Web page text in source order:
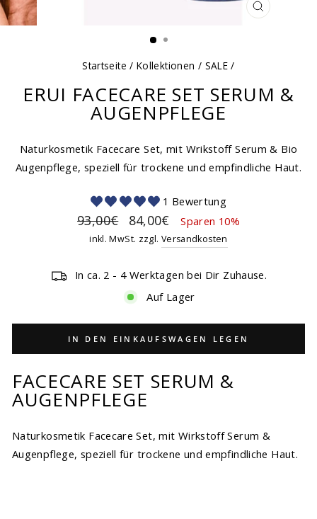
Startseite / Kollektionen / SALE /
ERUI FACECARE SET SERUM &
AUGENPFLEGE
Naturkosmetik Facecare Set, mit Wrikstoff Serum & Bio
Augenpflege, speziell für trockene und empfindliche Haut.
1 Bewertung
Normaler
Preis
93,00€ Sonderpreis
84,00€ Sparen 10%
inkl. MwSt. zzgl. Versandkosten
In ca. 2 - 4 Werktagen bei Dir Zuhause.
Auf Lager
IN DEN EINKAUFSWAGEN LEGEN
FACECARE SET SERUM &
AUGENPFLEGE
Naturkosmetik Facecare Set, mit Wirkstoff Serum &
Augenpflege, speziell für trockene und empfindliche Haut.